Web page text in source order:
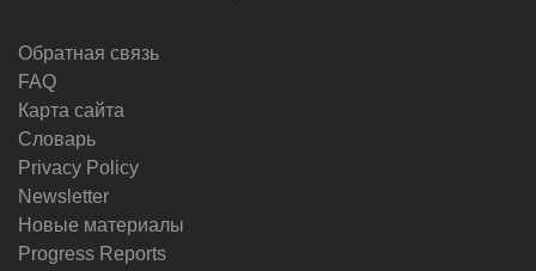
Обратная связь
FAQ
Карта сайта
Словарь
Privacy Policy
Newsletter
Новые материалы
Progress Reports